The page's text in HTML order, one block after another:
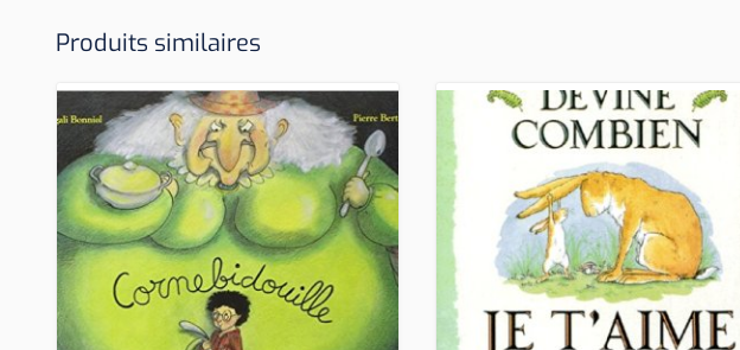
Produits similaires